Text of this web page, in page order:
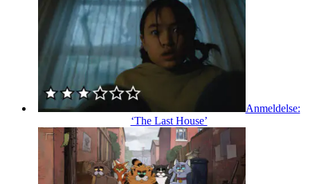
Anmeldelse:
‘The Last House’